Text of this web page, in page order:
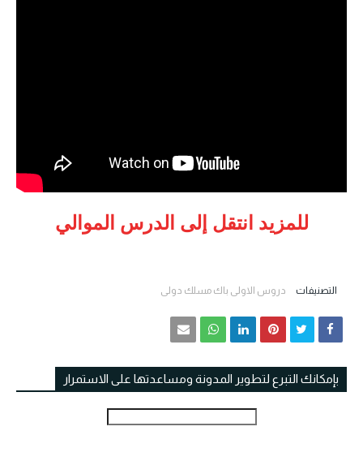
للمزيد انتقل إلى الدرس الموالي
التصنيفات دروس الاولى باك مسلك دولي
بإمكانك التبرع لتطوير المدونة ومساعدتها على الاستمرار